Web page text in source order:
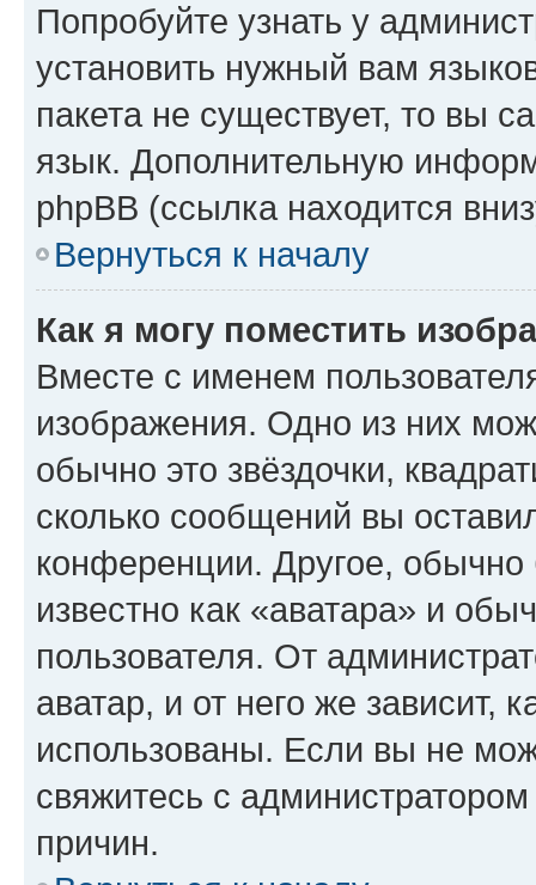
Попробуйте узнать у
установить нужный вам
пакета не существует, то вы
язык. Дополнительную
phpBB (ссылка находится
Вернуться к началу
Как я могу поместить
Вместе с именем
изображения. Одно из них
обычно это звёздочки,
сколько сообщений вы
конференции. Другое,
известно как «аватара» и
пользователя. От
аватар, и от него же зависит,
использованы. Если вы не
свяжитесь с
причин.